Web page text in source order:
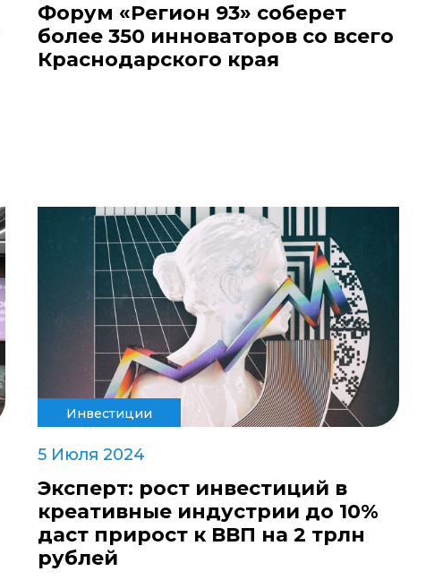
Форум «Регион 93» соберет
более 350 инноваторов со всего
Краснодарского края
Инвестиции
5 Июля 2024
Эксперт: рост инвестиций в
креативные индустрии до 10%
даст прирост к ВВП на 2 трлн
рублей